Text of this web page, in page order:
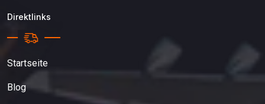
Direktlinks
Startseite
Blog